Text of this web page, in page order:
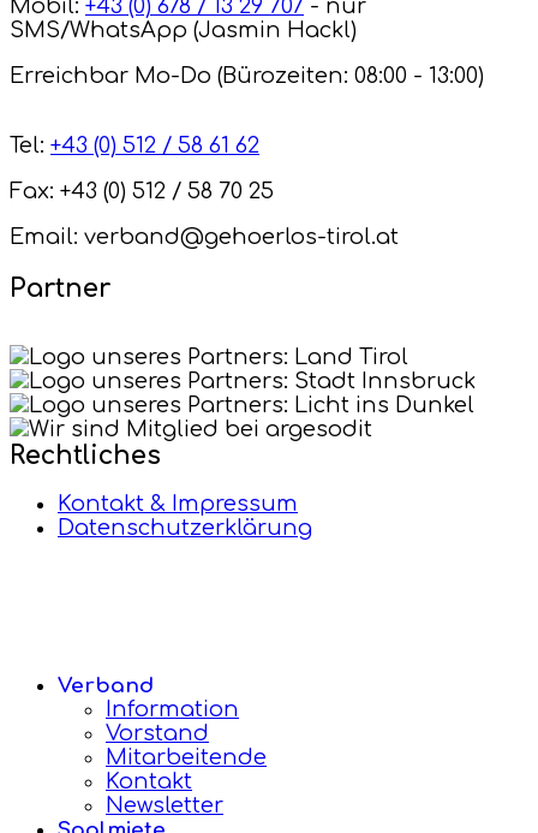
Mobil: +43 (0) 678 / 13 29 707 - nur
SMS/WhatsApp (Jasmin Hackl)
Erreichbar Mo-Do (Bürozeiten: 08:00 - 13:00)
Tel: +43 (0) 512 / 58 61 62
Fax: +43 (0) 512 / 58 70 25
Email: verband@gehoerlos-tirol.at
Partner
Rechtliches
Kontakt & Impressum
Datenschutzerklärung
Verband
Information
Vorstand
Mitarbeitende
Kontakt
Newsletter